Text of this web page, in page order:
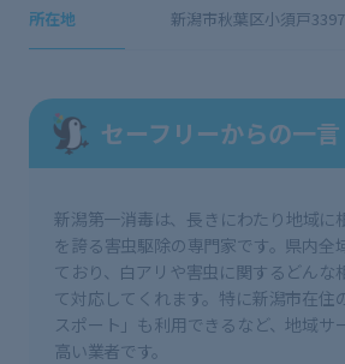
所在地 新潟市秋葉区小須戸
セーフリーからの一言
新潟第一消毒は、長きにわたり地域に
を誇る害虫駆除の専門家です。県内全
ており、白アリや害虫に関するどんな
て対応してくれます。特に新潟市在住
スポート」も利用できるなど、地域サ
高い業者です。